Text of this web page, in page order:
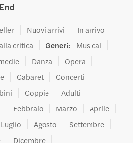
Nuovi arrivi
In arrivo
critica Generi:
Musical
Danza
Opera
Cabaret
Concerti
Coppie
Adulti
Febbraio Marzo
Aprile
Luglio Agosto
Settembre
Dicembre